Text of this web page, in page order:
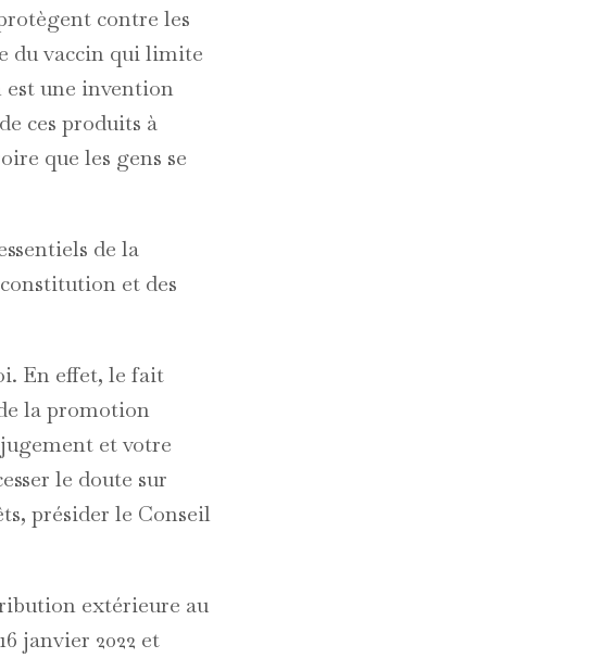
contre les
du vaccin qui limite
est une invention
ces produits à
que les gens se
de la
et des
En effet, le fait
la promotion
et votre
le doute sur
présider le Conseil
extérieure au
janvier 2022 et